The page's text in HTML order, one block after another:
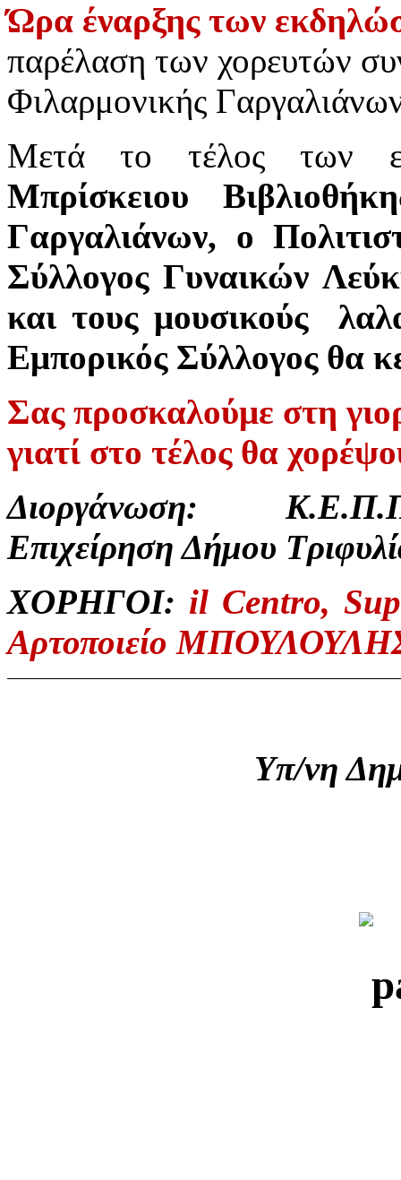
Ώρα έναρξης των
παρέλαση των χορευτών
Φιλαρμονικής
Μετά το τέλος των
Μπρίσκειου
Γαργαλιάνων, ο
Σύλλογος Γυναικών
και τους μουσικούς
Εμπορικός Σύλλογος θα
Σας προσκαλούμε στη
γιατί στο τέλος θα
Διοργάνωση:
Επιχείρηση Δήμου
ΧΟΡΗΓΟΙ: il Centro,
Αρτοποιείο
Υπ/νη